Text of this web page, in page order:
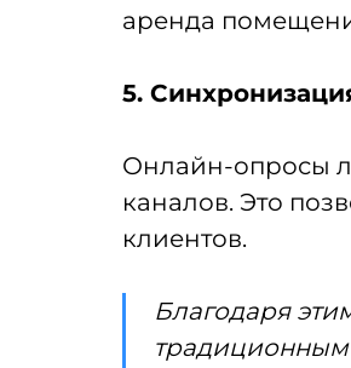
аренда
5.
Онлайн-опросы
каналов. Это
клиентов.
Благодаря